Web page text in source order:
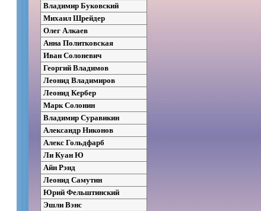
Владимир Буковский
Михаил Шрейдер
Олег Алкаев
Анна Политковская
Иван Солоневич
Георгий Владимов
Леонид Владимиров
Леонид Кербер
Марк Солонин
Владимир Суравикин
Александр Никонов
Алекс Гольдфарб
Ли Куан Ю
Айн Рэнд
Леонид Самутин
Юрий Фельштинский
Эшли Вэнс